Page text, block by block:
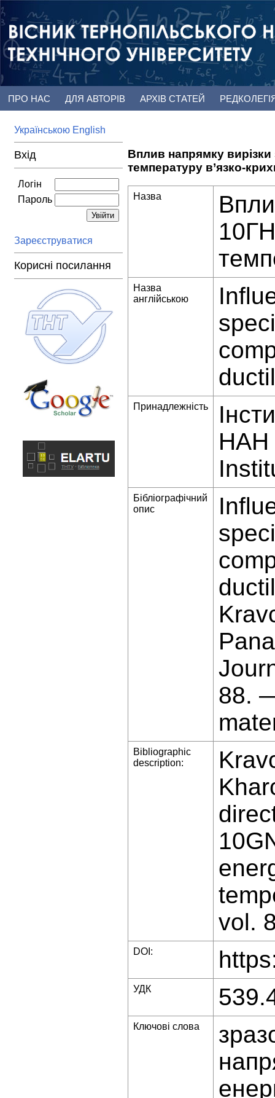
ПРО НАС ДЛЯ АВТОРІВ АРХІВ СТАТЕЙ
Українською English
Вхід
Логін
Пароль
Зареєструватися
Корисні посилання
Вплив напрямку вирізки
температуру в’язко-
Назва
Назва
англійською
Принадлежність
НАН
Бібліографічний
опис
88.
Bibliographic
description:
vol.
DOI:
УДК
Ключові слова